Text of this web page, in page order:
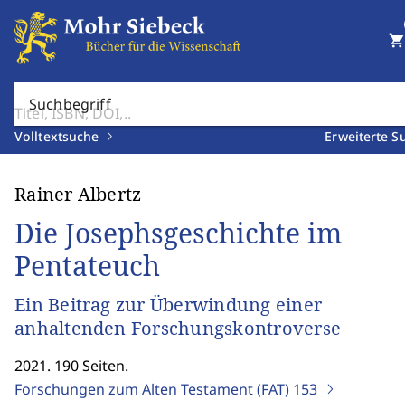
Suchbegriff
Volltextsuche Erweiterte
shopping_cart
Rainer Albertz
Die Josephsgeschichte im
Pentateuch
Ein Beitrag zur Überwindung einer
anhaltenden Forschungskontroverse
2021. 190 Seiten.
Forschungen zum Alten Testament (FAT) 153